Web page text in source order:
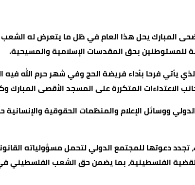
المبارك يحل هذا العام في ظل ما يتعرض له
للمستوطنين بحق المقدسات الإسلامية والمسيحية.
يأتي فرحا بأداء فريضة الحج وفي شهر حرم الله
الاعتداءات المتكررة على المسجد الأقصى المبارك
ووسائل الإعلام والمنظمات الحقوقية
دعوتها للمجتمع الدولي لتحمل مسؤولياته
بالقضية الفلسطينية، بما يضمن حق الشعب